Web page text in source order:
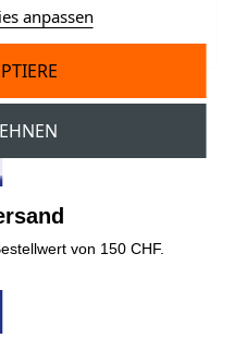
von 150 CHF.
anpassen